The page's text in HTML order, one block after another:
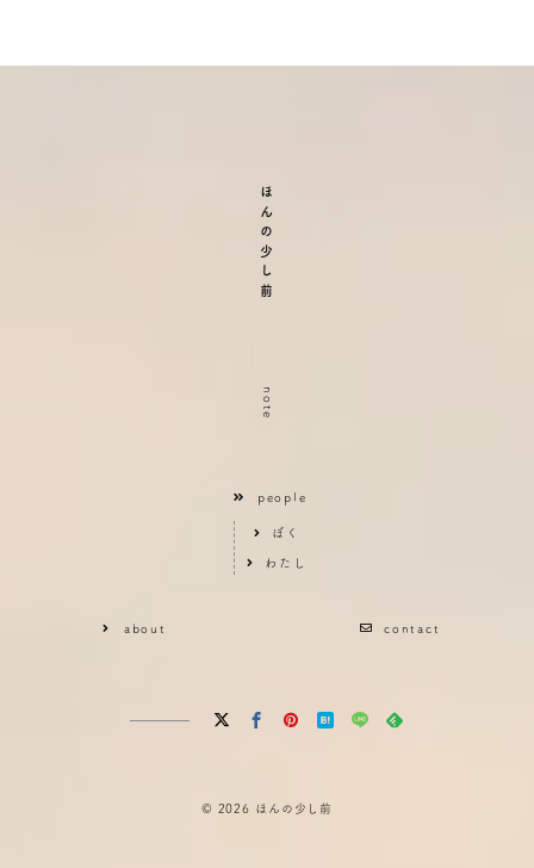
ほんの少し前
note
people
ぼく
わたし
about contact
© 2026 ほんの少し前